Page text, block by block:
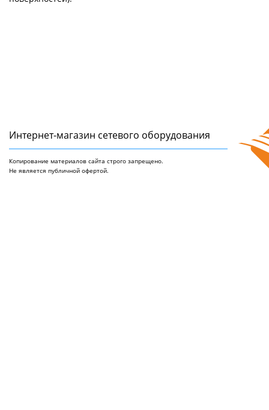
Интернет-магазин сетeвого оборудования
Копирование материалов сайта строго запрещено.
Не является публичной офертой.